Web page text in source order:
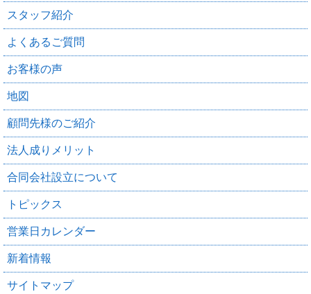
スタッフ紹介
よくあるご質問
お客様の声
地図
顧問先様のご紹介
法人成りメリット
合同会社設立について
トピックス
営業日カレンダー
新着情報
サイトマップ